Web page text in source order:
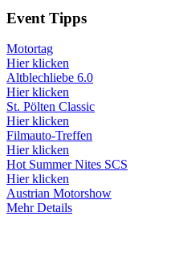
Event Tipps
Motortag
Hier klicken
Altblechliebe 6.0
Hier klicken
St. Pölten Classic
Hier klicken
Filmauto-Treffen
Hier klicken
Hot Summer Nites SCS
Hier klicken
Austrian Motorshow
Mehr Details